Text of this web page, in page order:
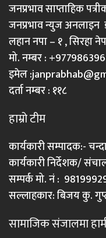
जनप्रभाव साप्ताहिक
जनप्रभाव न्युज
लहान नपा – १ , सिरहा
मो. नम्बर :
इमेल :
दर्ता नम्बर : ११८
हाम्रो टीम
कार्यकारी सम्पादक:-
कार्यकारी निर्देशक/
सम्पर्क मो. नं :
सल्लाहकार: बिजय कु.
सामाजिक संजालमा